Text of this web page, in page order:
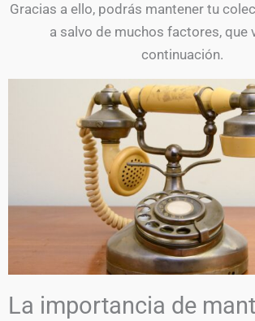
Gracias a ello, podrás mantener tu
a salvo de muchos factores, que
continuación.
La importancia de